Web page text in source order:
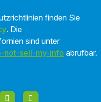
finden Sie
. Die
sind unter
not-sell-my-info abrufbar.